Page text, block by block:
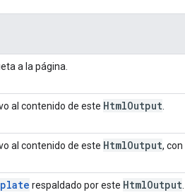
a la página.
al contenido de este HtmlOutput
al contenido de este HtmlOutput, con
respaldado por este HtmlOutput